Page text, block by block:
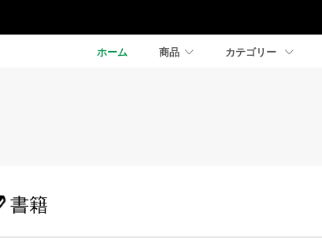
ホーム 商品 カテゴリー
書籍